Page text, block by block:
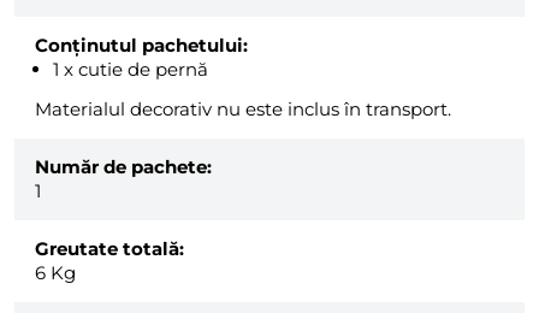
Conținutul pachetului:
1 x cutie de pernă
Materialul decorativ nu este inclus în transport.
Număr de pachete:
1
Greutate totală:
6 Kg